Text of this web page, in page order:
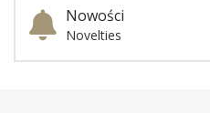
Nowości
Novelties